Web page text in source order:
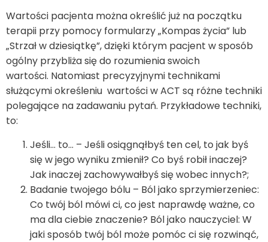
Wartości pacjenta można określić już na początku
terapii przy pomocy formularzy „Kompas życia” lub
„Strzał w dziesiątkę”, dzięki którym pacjent w sposób
ogólny przybliża się do rozumienia swoich
wartości. Natomiast precyzyjnymi technikami
służącymi określeniu wartości w ACT są różne techniki
polegające na zadawaniu pytań. Przykładowe techniki,
to:
Jeśli… to… – Jeśli osiągnąłbyś ten cel, to jak byś
się w jego wyniku zmienił? Co byś robił inaczej?
Jak inaczej zachowywałbyś się wobec innych?;
Badanie twojego bólu – Ból jako sprzymierzeniec:
Co twój ból mówi ci, co jest naprawdę ważne, co
ma dla ciebie znaczenie? Ból jako nauczyciel: W
jaki sposób twój ból może pomóc ci się rozwinąć,